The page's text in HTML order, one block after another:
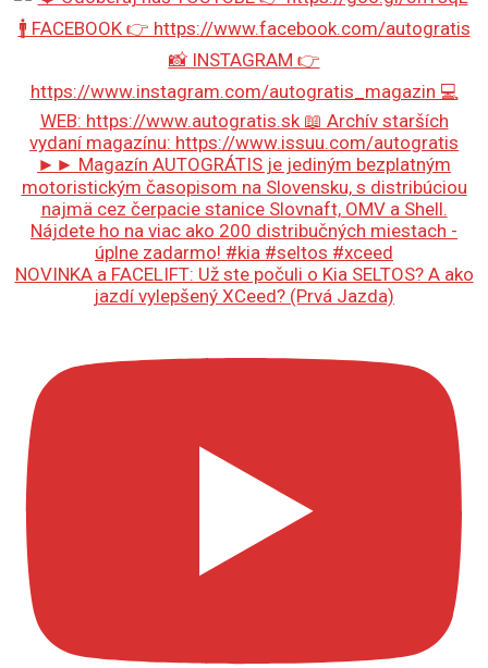
NOVINKA a FACELIFT: Už ste počuli o Kia SELTOS? A ako
jazdí vylepšený XCeed? (Prvá Jazda)